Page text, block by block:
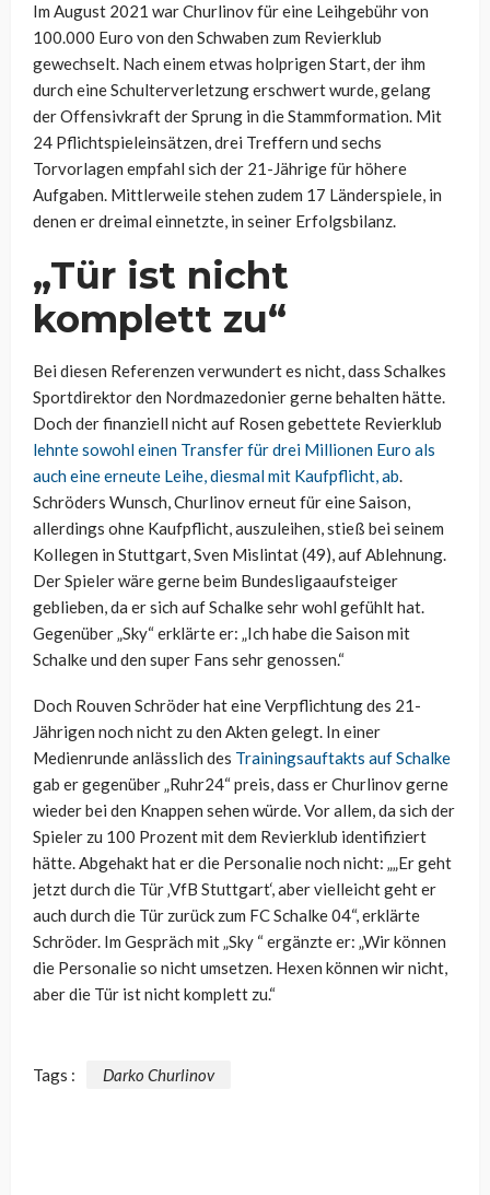
Im August 2021 war Churlinov für eine Leihgebühr von
100.000 Euro von den Schwaben zum Revierklub
gewechselt. Nach einem etwas holprigen Start, der ihm
durch eine Schulterverletzung erschwert wurde, gelang
der Offensivkraft der Sprung in die Stammformation. Mit
24 Pflichtspieleinsätzen, drei Treffern und sechs
Torvorlagen empfahl sich der 21-Jährige für höhere
Aufgaben. Mittlerweile stehen zudem 17 Länderspiele, in
denen er dreimal einnetzte, in seiner Erfolgsbilanz.
„Tür ist nicht
komplett zu“
Bei diesen Referenzen verwundert es nicht, dass Schalkes
Sportdirektor den Nordmazedonier gerne behalten hätte.
Doch der finanziell nicht auf Rosen gebettete Revierklub
lehnte sowohl einen Transfer für drei Millionen Euro als
auch eine erneute Leihe, diesmal mit Kaufpflicht, ab.
Schröders Wunsch, Churlinov erneut für eine Saison,
allerdings ohne Kaufpflicht, auszuleihen, stieß bei seinem
Kollegen in Stuttgart, Sven Mislintat (49), auf Ablehnung.
Der Spieler wäre gerne beim Bundesligaaufsteiger
geblieben, da er sich auf Schalke sehr wohl gefühlt hat.
Gegenüber „Sky“ erklärte er: „Ich habe die Saison mit
Schalke und den super Fans sehr genossen.“
Doch Rouven Schröder hat eine Verpflichtung des 21-
Jährigen noch nicht zu den Akten gelegt. In einer
Medienrunde anlässlich des Trainingsauftakts auf Schalke
gab er gegenüber „Ruhr24“ preis, dass er Churlinov gerne
wieder bei den Knappen sehen würde. Vor allem, da sich der
Spieler zu 100 Prozent mit dem Revierklub identifiziert
hätte. Abgehakt hat er die Personalie noch nicht: „„Er geht
jetzt durch die Tür ‚VfB Stuttgart‘, aber vielleicht geht er
auch durch die Tür zurück zum FC Schalke 04“, erklärte
Schröder. Im Gespräch mit „Sky “ ergänzte er: „Wir können
die Personalie so nicht umsetzen. Hexen können wir nicht,
aber die Tür ist nicht komplett zu.“
Tags : Darko Churlinov